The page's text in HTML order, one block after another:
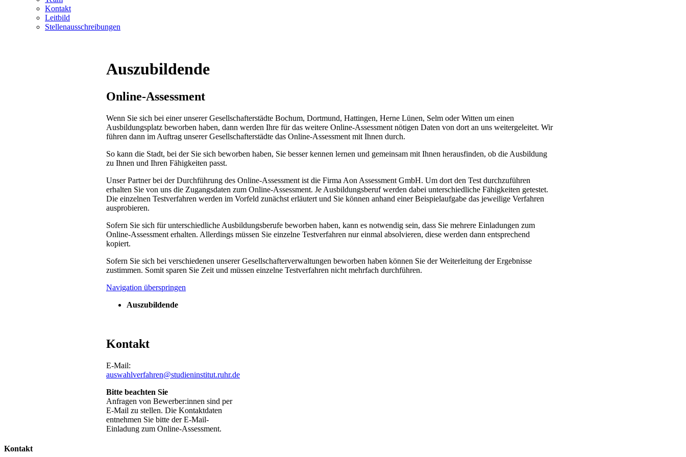
Kontakt
Leitbild
Stellenausschreibungen
Auszubildende
Online-Assessment
Wenn Sie sich bei einer unserer Gesellschafterstädte Bochum, Dortmund, Hattingen, Herne Lünen, Selm oder Witten um einen
Ausbildungsplatz beworben haben, dann werden Ihre für das weitere Online-Assessment nötigen Daten von dort an uns weitergeleitet. Wir
führen dann im Auftrag unserer Gesellschafterstädte das Online-Assessment mit Ihnen durch.
So kann die Stadt, bei der Sie sich beworben haben, Sie besser kennen lernen und gemeinsam mit Ihnen herausfinden, ob die Ausbildung
zu Ihnen und Ihren Fähigkeiten passt.
Unser Partner bei der Durchführung des Online-Assessment ist die Firma Aon Assessment GmbH. Um dort den Test durchzuführen
erhalten Sie von uns die Zugangsdaten zum Online-Assessment. Je Ausbildungsberuf werden dabei unterschiedliche Fähigkeiten getestet.
Die einzelnen Testverfahren werden im Vorfeld zunächst erläutert und Sie können anhand einer Beispielaufgabe das jeweilige Verfahren
ausprobieren.
Sofern Sie sich für unterschiedliche Ausbildungsberufe beworben haben, kann es notwendig sein, dass Sie mehrere Einladungen zum
Online-Assessment erhalten. Allerdings müssen Sie einzelne Testverfahren nur einmal absolvieren, diese werden dann entsprechend
kopiert.
Sofern Sie sich bei verschiedenen unserer Gesellschafterverwaltungen beworben haben können Sie der Weiterleitung der Ergebnisse
zustimmen. Somit sparen Sie Zeit und müssen einzelne Testverfahren nicht mehrfach durchführen.
Navigation überspringen
Auszubildende
Kontakt
E-Mail:
auswahlverfahren@studieninstitut.ruhr.de
Bitte beachten Sie
Anfragen von Bewerber:innen sind per
E-Mail zu stellen. Die Kontaktdaten
entnehmen Sie bitte der E-Mail-
Einladung zum Online-Assessment.
Kontakt